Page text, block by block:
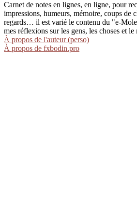
Carnet de notes en lignes, en ligne, pour
impressions, humeurs, mémoire, coups de
regards… il est varié le contenu du "e-
mes réflexions sur les gens, les choses et le
À propos de l'auteur (perso)
À propos de fxbodin.pro